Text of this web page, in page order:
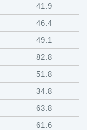
41.9
46.4
49.1
82.8
51.8
34.8
63.8
61.6